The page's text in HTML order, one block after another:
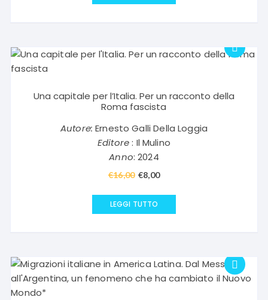
Una capitale per l’Italia. Per un racconto della
Roma fascista
Autore: Ernesto Galli Della Loggia
Editore: Il Mulino
Anno: 2024
€16,00 Il
originale
€8,00Il
LEGGI TUTTO